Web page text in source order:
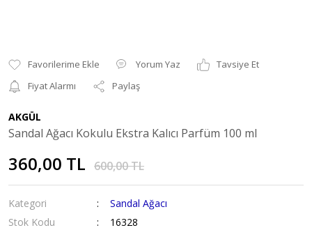
Yorum Yaz
Tavsiye Et
Fiyat Alarmı
Paylaş
AKGÜL
Sandal Ağacı Kokulu Ekstra Kalıcı Parfüm 100 ml
360,00 TL 600,00 TL
Kategori
Sandal Ağacı
Stok Kodu
16328